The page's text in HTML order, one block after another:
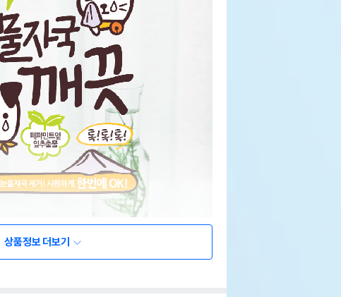
상품정보 더보기